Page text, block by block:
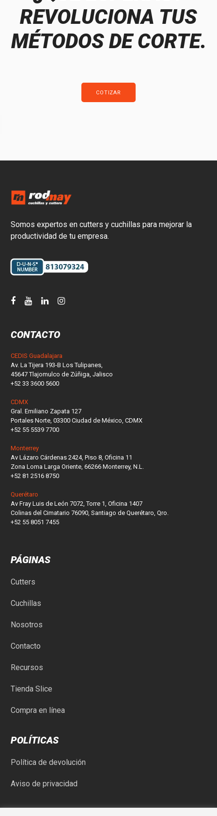
REVOLUCIONA TUS
MÉTODOS DE CORTE.
COTIZAR
Somos expertos en cutters y cuchillas para mejorar la
productividad de tu empresa.
CONTACTO
CEDIS Guadalajara
Av. La Tijera 193-B Los Tulipanes,
45647 Tlajomulco de Zúñiga, Jalisco
+52 33 3600 5600
CDMX
Gral. Emiliano Zapata 127
Portales Norte, 03300 Ciudad de México, CDMX
+52 55 5539 7700
Monterrey
Av Lázaro Cárdenas 2424, Piso 8, Oficina 11
Zona Loma Larga Oriente, 66266 Monterrey, N.L.
+52 81 2516 8750
Querétaro
Av Fray Luis de León 7072, Torre 1, Oficina 1407
Colinas del Cimatario 76090, Santiago de Querétaro, Qro.
+52 55 8051 7455
PÁGINAS
Cutters
Cuchillas
Nosotros
Contacto
Recursos
Tienda Slice
Compra en línea
POLÍTICAS
Política de devolución
Aviso de privacidad